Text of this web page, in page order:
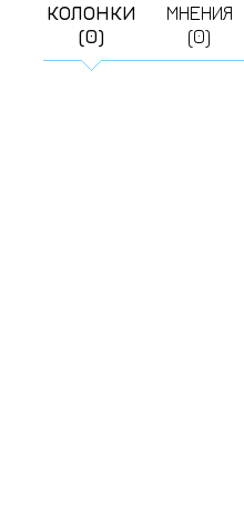
КОЛОНКИ
(0)
МНЕНИЯ
(0)